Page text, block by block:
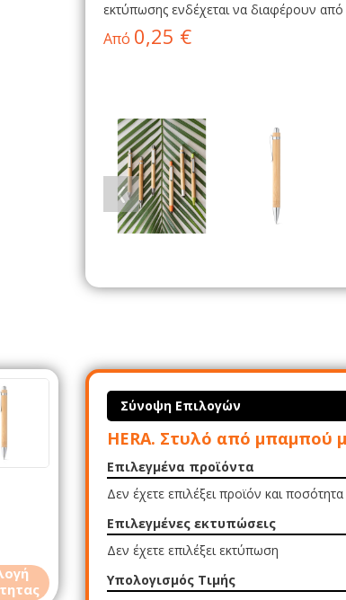
εκτύπωσης ενδέχεται να διαφέρουν
Από 0,25 €
Σύνοψη Επιλογών
HERA. Στυλό από μπαμπού
Επιλεγμένα προϊόντα
Δεν έχετε επιλέξει προϊόν και ποσότητα
Επιλεγμένες εκτυπώσεις
Δεν έχετε επιλέξει εκτύπωση
Υπολογισμός Τιμής